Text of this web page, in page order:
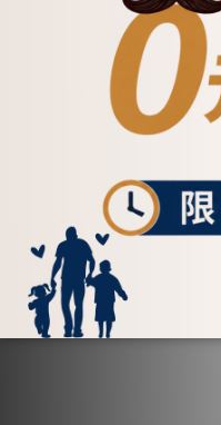
(074349)
NT$2,200